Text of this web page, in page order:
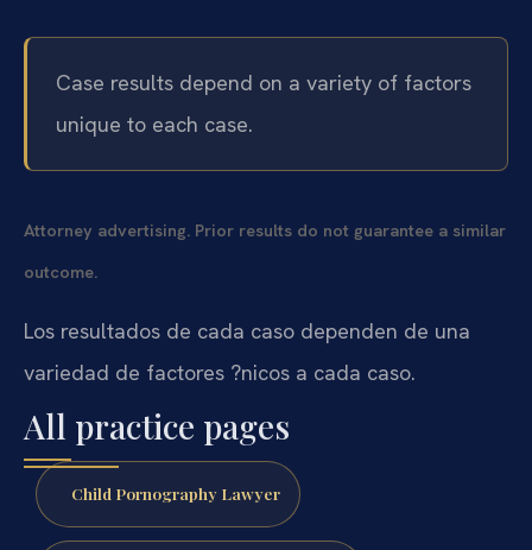
Case results depend on a variety of factors
unique to each case.
Attorney advertising. Prior results do not guarantee a similar
outcome.
Los resultados de cada caso dependen de una
variedad de factores ?nicos a cada caso.
All practice pages
Child Pornography Lawyer